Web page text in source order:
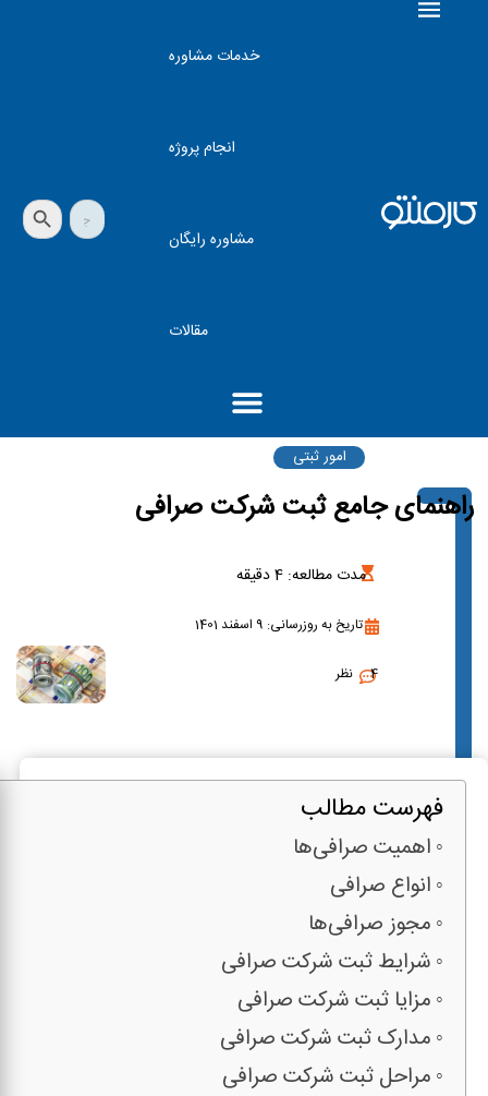
خدمات مشاوره
انجام پروژه
مشاوره رایگان
مقالات
جستجو
برای:
دکمه جستجو
امور ثبتی
راهنمای جامع ثبت شرکت صرافی
مدت مطالعه: 4دقیقه
تاریخ به روزرسانی: 9 اسفند 1401
4 نظر
فهرست مطالب
اهمیت صرافی‌ها
انواع صرافی
مجوز صرافی‌ها
شرایط ثبت شرکت صرافی
مزایا ثبت شرکت صرافی
مدارک ثبت شرکت صرافی
مراحل ثبت شرکت صرافی